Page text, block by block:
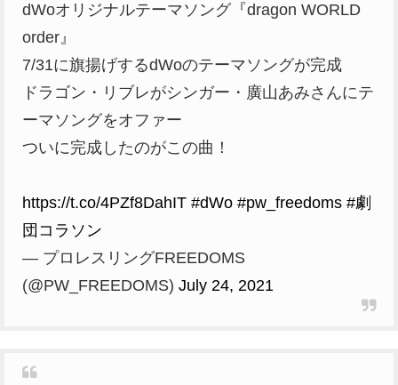
dWoオリジナルテーマソング『dragon WORLD
order』
7/31に旗揚げするdWoのテーマソングが完成
ドラゴン・リブレがシンガー・廣山あみさんにテ
ーマソングをオファー
ついに完成したのがこの曲！
https://t.co/4PZf8DahIT #dWo #pw_freedoms #劇
団コラソン
— プロレスリングFREEDOMS
(@PW_FREEDOMS) July 24, 2021